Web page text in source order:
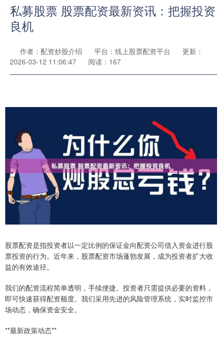
私募股票 股票配资最新资讯：把握投资
良机
作者：配资炒股介绍 平台：线上股票配资平台
更新：
2026-03-12 11:06:47
阅读：167
股票配资是指投资者以一定比例的保证金向配资公司借入资金进行股
票投资的行为。近年来，股票配资市场蓬勃发展，成为投资者扩大收
益的有效途径。
我们的配资流程简单透明，手续便捷。投资者只需提供必要的资料，
即可快速获得配资额度。我们采用先进的风险管理系统，实时监控市
场动态，确保资金安全。
**最新政策动态**